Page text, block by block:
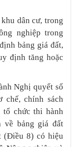
dân cư, trong
nghiệp trong
bảng giá đất,
định tăng hoặc
Nghị quyết số
chế, chính sách
tổ chức thi hành
bảng giá đất
(Điều 8) có hiệu